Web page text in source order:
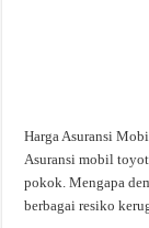
Harga Asuransi
Asuransi mobil
pokok. Mengapa
berbagai resiko